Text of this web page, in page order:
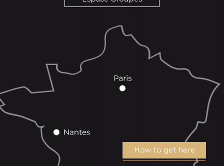
How to get here